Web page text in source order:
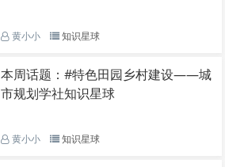
黄小小 知识星球
本周话题：#特色田园乡村建设——城
市规划学社知识星球
黄小小 知识星球